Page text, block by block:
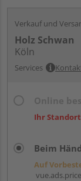
Verkauf und
Holz Schwan
Köln
Services
Ihr
Beim
Auf